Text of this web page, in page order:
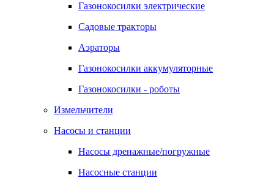
Газонокосилки электрические
Садовые тракторы
Аэраторы
Газонокосилки аккумуляторные
Газонокосилки - роботы
Измельчители
Насосы и станции
Насосы дренажные/погружные
Насосные станции